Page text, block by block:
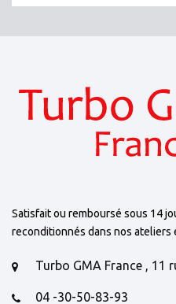
Satisfait ou remboursé sous 14
reconditionnés dans nos ateliers
Turbo GMA France , 11
04 -30-50-83-93